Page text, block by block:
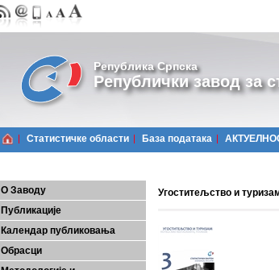
Република Српска
Републички завод за
Статистичке области Базa података
О Заводу
Публикације
Календар публиковања
Обрасци
Угоститељство и